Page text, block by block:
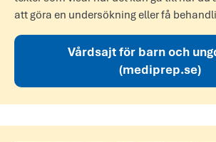
att göra en undersökning eller få
Vårdsajt för barn och
(mediprep.se)